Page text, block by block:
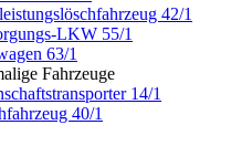
42/1
LKW 55/1
63/1
Fahrzeuge
14/1
40/1